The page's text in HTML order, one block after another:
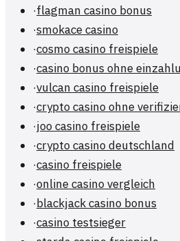
·flagman casino bonus
·smokace casino
·cosmo casino freispiele
·casino bonus ohne
·vulcan casino freispiele
·crypto casino ohne
·joo casino freispiele
·crypto casino deutschland
·casino freispiele
·online casino vergleich
·blackjack casino bonus
·casino testsieger